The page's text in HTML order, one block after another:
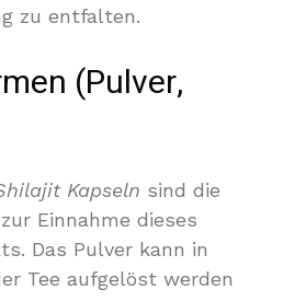
zu entfalten.
(Pulver,
Kapseln sind die
Einnahme dieses
Das Pulver kann in
Tee aufgelöst werden